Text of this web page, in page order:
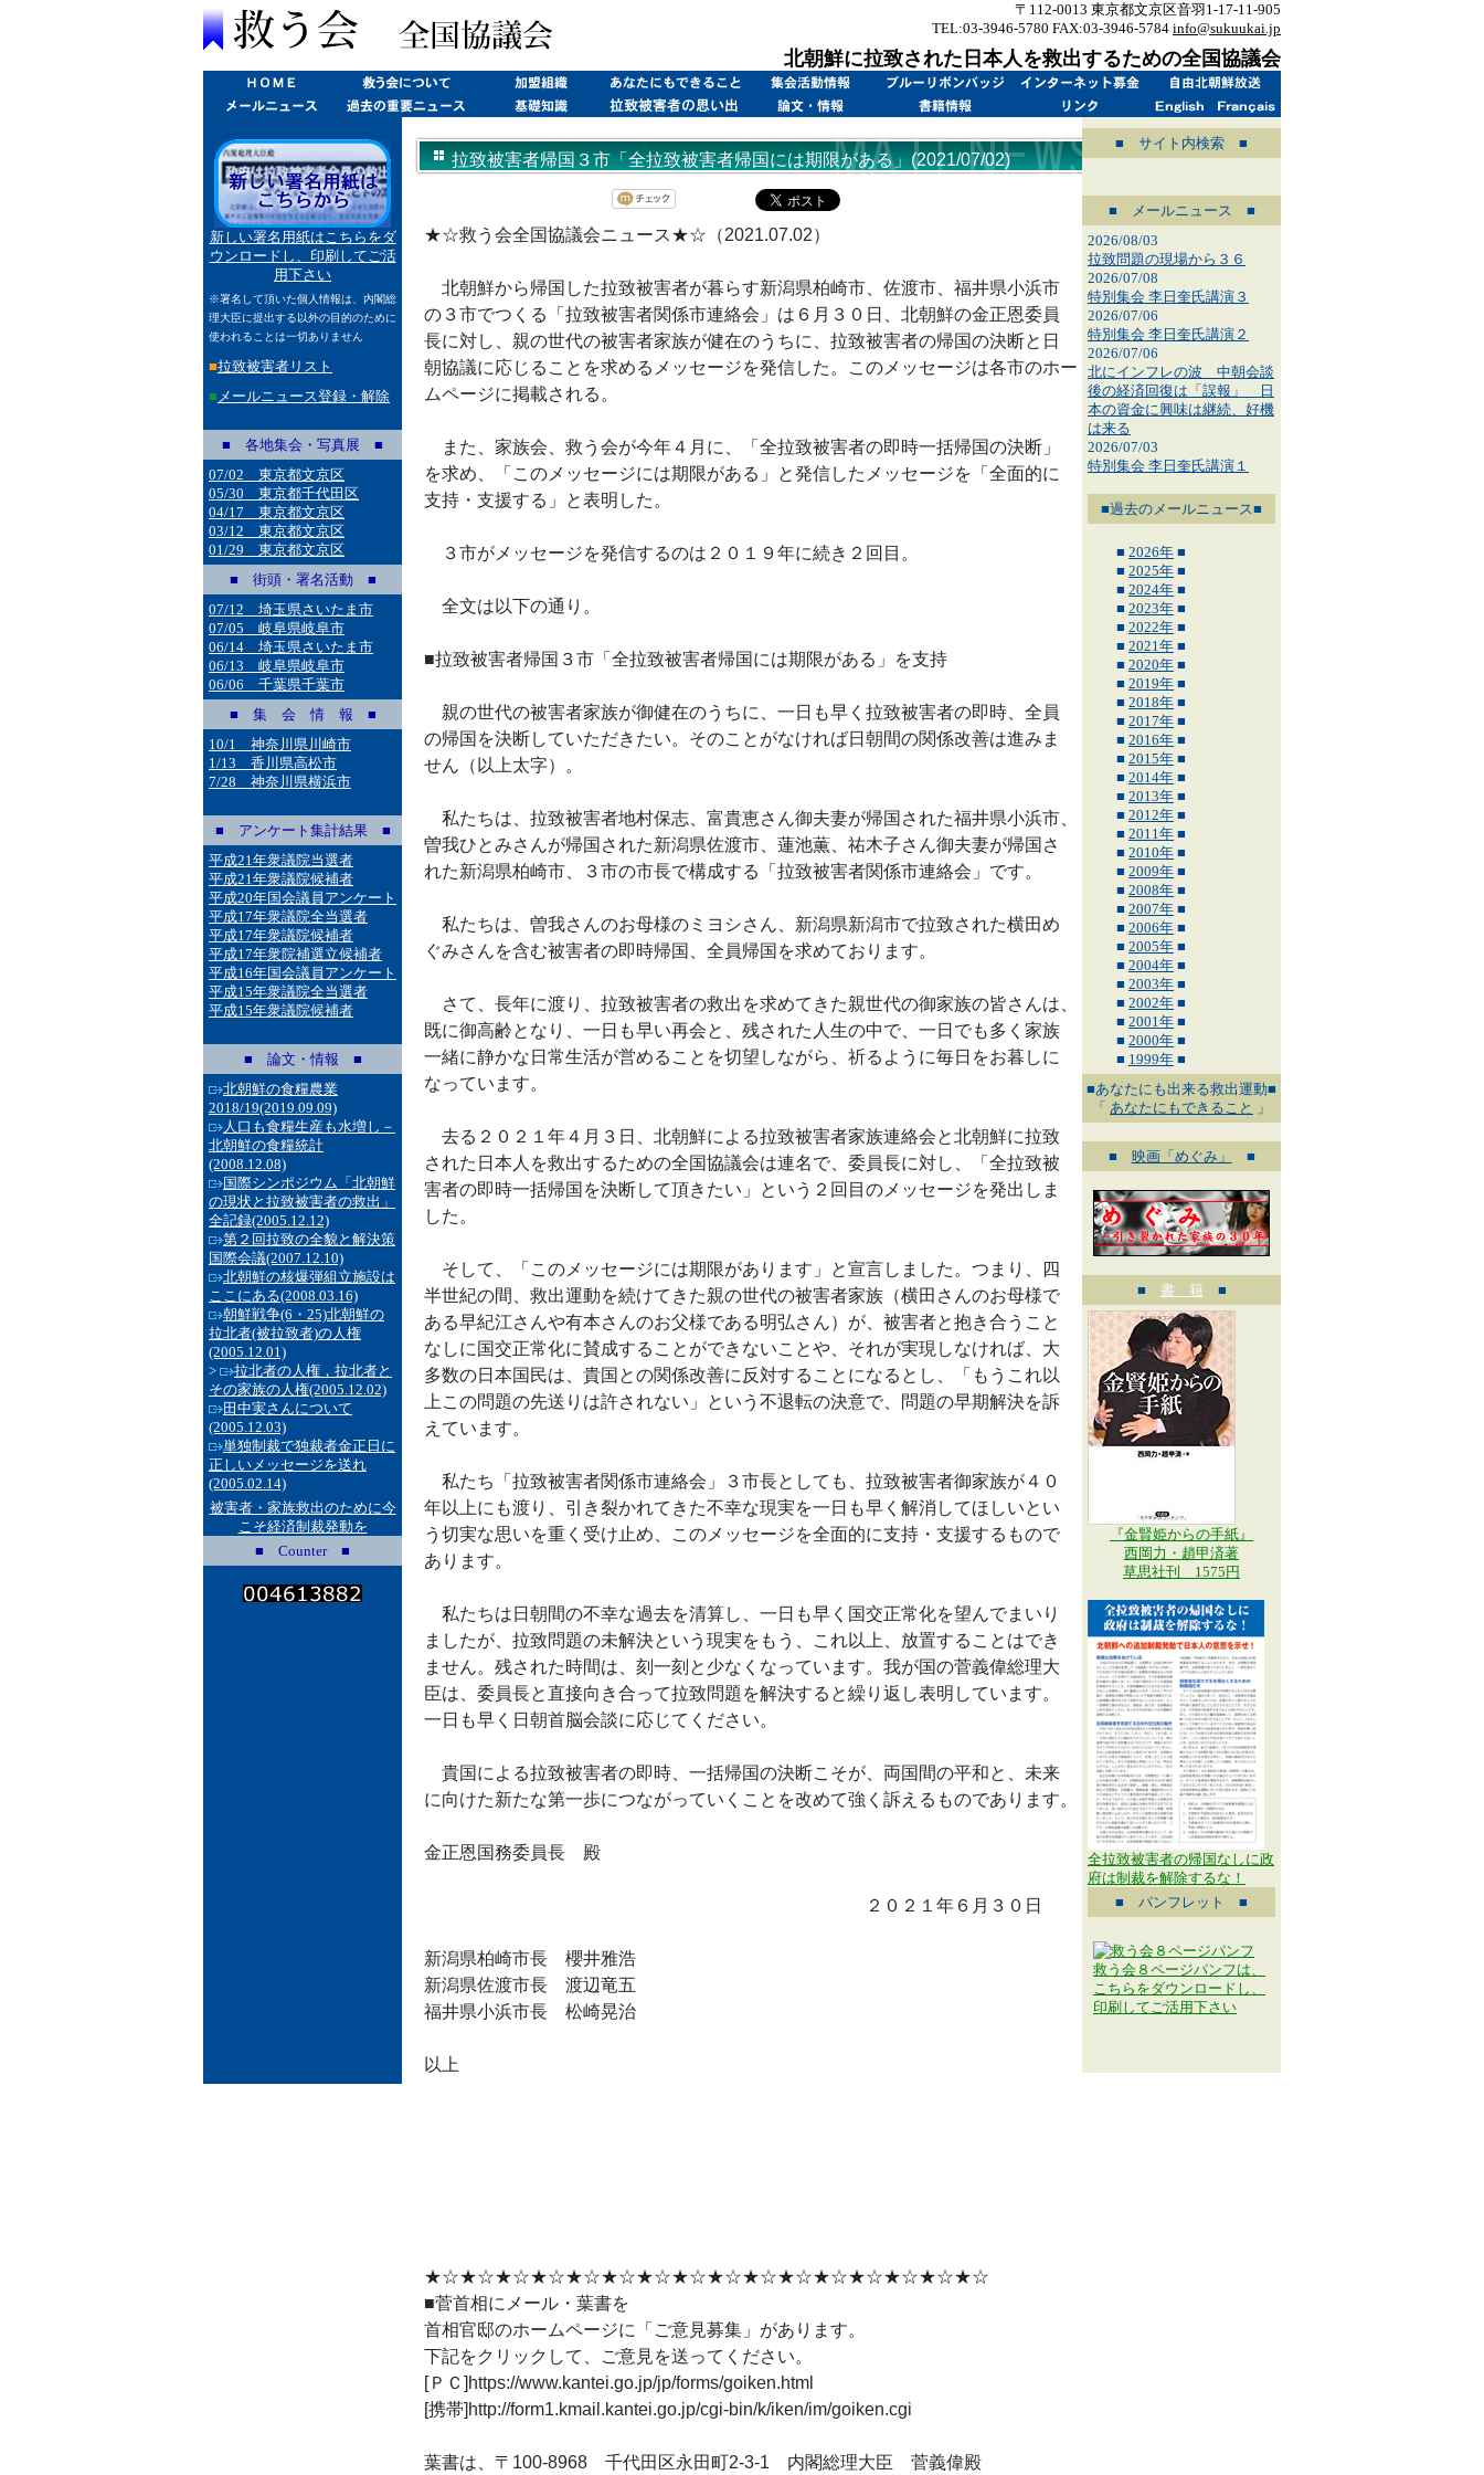
〒112-0013 東京都文京区音羽1-17-11-905
TEL:03-3946-5780 FAX:03-3946-5784 info@sukuukai.jp
北朝鮮に拉致された日本人を救出するための全国協議会
新しい署名用紙はこちらをダ
ウンロードし、印刷してご活
用下さい
※署名して頂いた個人情報は、内閣総
理大臣に提出する以外の目的のために
使われることは一切ありません
■拉致被害者リスト
■ メールニュース登録・解除
■ 各地集会・写真展 ■
07/02 東京都文京区
05/30 東京都千代田区
04/17 東京都文京区
03/12 東京都文京区
01/29 東京都文京区
■ 街頭・署名活動 ■
07/12 埼玉県さいたま市
07/05 岐阜県岐阜市
06/14 埼玉県さいたま市
06/13 岐阜県岐阜市
06/06 千葉県千葉市
■ 集 会 情 報 ■
10/1 神奈川県川崎市
1/13 香川県高松市
7/28 神奈川県横浜市
■ アンケート集計結果 ■
平成21年衆議院当選者
平成21年衆議院候補者
平成20年国会議員アンケート
平成17年衆議院全当選者
平成17年衆議院候補者
平成17年衆院補選立候補者
平成16年国会議員アンケート
平成15年衆議院全当選者
平成15年衆議院候補者
■ 論文・情報 ■
北朝鮮の食糧農業
2018/19(2019.09.09)
人口も食糧生産も水増し－
北朝鮮の食糧統計
(2008.12.08)
国際シンポジウム「北朝鮮
の現状と拉致被害者の救出」
全記録(2005.12.12)
第２回拉致の全貌と解決策
国際会議(2007.12.10)
北朝鮮の核爆弾組立施設は
ここにある(2008.03.16)
朝鮮戦争(6・25)北朝鮮の
拉北者(被拉致者)の人権
(2005.12.01)
>
拉北者の人権，拉北者と
その家族の人権(2005.12.02)
田中実さんについて
(2005.12.03)
単独制裁で独裁者金正日に
正しいメッセージを送れ
(2005.02.14)
被害者・家族救出のために今
こそ経済制裁発動を
■ Counter ■
拉致被害者帰国３市「全拉致被害者帰国には期限がある」(2021/07/02)
★☆救う会全国協議会ニュース★☆（2021.07.02）
北朝鮮から帰国した拉致被害者が暮らす新潟県柏崎市、佐渡市、福井県小浜市
の３市でつくる「拉致被害者関係市連絡会」は６月３０日、北朝鮮の金正恩委員
長に対し、親の世代の被害者家族が健在のうちに、拉致被害者の帰国の決断と日
朝協議に応じることを求めるメッセージを発信した。このメッセージは各市のホー
ムページに掲載される。
また、家族会、救う会が今年４月に、「全拉致被害者の即時一括帰国の決断」
を求め、「このメッセージには期限がある」と発信したメッセージを「全面的に
支持・支援する」と表明した。
３市がメッセージを発信するのは２０１９年に続き２回目。
全文は以下の通り。
■拉致被害者帰国３市「全拉致被害者帰国には期限がある」を支持
親の世代の被害者家族が御健在のうちに、一日も早く拉致被害者の即時、全員
の帰国を決断していただきたい。そのことがなければ日朝間の関係改善は進みま
せん（以上太字）。
私たちは、拉致被害者地村保志、富貴恵さん御夫妻が帰国された福井県小浜市、
曽我ひとみさんが帰国された新潟県佐渡市、蓮池薫、祐木子さん御夫妻が帰国さ
れた新潟県柏崎市、３市の市長で構成する「拉致被害者関係市連絡会」です。
私たちは、曽我さんのお母様のミヨシさん、新潟県新潟市で拉致された横田め
ぐみさんを含む被害者の即時帰国、全員帰国を求めております。
さて、長年に渡り、拉致被害者の救出を求めてきた親世代の御家族の皆さんは、
既に御高齢となり、一日も早い再会と、残された人生の中で、一日でも多く家族
一緒に静かな日常生活が営めることを切望しながら、祈るように毎日をお暮しに
なっています。
去る２０２１年４月３日、北朝鮮による拉致被害者家族連絡会と北朝鮮に拉致
された日本人を救出するための全国協議会は連名で、委員長に対し、「全拉致被
害者の即時一括帰国を決断して頂きたい」という２回目のメッセージを発出しま
した。
そして、「このメッセージには期限があります」と宣言しました。つまり、四
半世紀の間、救出運動を続けてきた親の世代の被害者家族（横田さんのお母様で
ある早紀江さんや有本さんのお父様である明弘さん）が、被害者と抱き合うこと
なしに国交正常化に賛成することができないことや、それが実現しなければ、大
多数の日本国民は、貴国との関係改善に反対することになるとし、「もうこれ以
上この問題の先送りは許されない」という不退転の決意で、問題の早期解決を訴
えています。
私たち「拉致被害者関係市連絡会」３市長としても、拉致被害者御家族が４０
年以上にも渡り、引き裂かれてきた不幸な現実を一日も早く解消してほしいとい
う切実な思いを重く受け止め、このメッセージを全面的に支持・支援するもので
あります。
私たちは日朝間の不幸な過去を清算し、一日も早く国交正常化を望んでまいり
ましたが、拉致問題の未解決という現実をもう、これ以上、放置することはでき
ません。残された時間は、刻一刻と少なくなっています。我が国の菅義偉総理大
臣は、委員長と直接向き合って拉致問題を解決すると繰り返し表明しています。
一日も早く日朝首脳会談に応じてください。
貴国による拉致被害者の即時、一括帰国の決断こそが、両国間の平和と、未来
に向けた新たな第一歩につながっていくことを改めて強く訴えるものであります。
金正恩国務委員長 殿
２０２１年６月３０日
新潟県柏崎市長 櫻井雅浩
新潟県佐渡市長 渡辺竜五
福井県小浜市長 松崎晃治
以上
★☆★☆★☆★☆★☆★☆★☆★☆★☆★☆★☆★☆★☆★☆★☆★☆
■菅首相にメール・葉書を
首相官邸のホームページに「ご意見募集」があります。
下記をクリックして、ご意見を送ってください。
[ＰＣ]https://www.kantei.go.jp/jp/forms/goiken.html
[携帯]http://form1.kmail.kantei.go.jp/cgi-bin/k/iken/im/goiken.cgi
葉書は、〒100-8968 千代田区永田町2-3-1 内閣総理大臣 菅義偉殿
■ サイト内検索 ■
■ メールニュース ■
2026/08/03
拉致問題の現場から３６
2026/07/08
特別集会 李日奎氏講演３
2026/07/06
特別集会 李日奎氏講演２
2026/07/06
北にインフレの波 中朝会談
後の経済回復は「誤報」 日
本の資金に興味は継続、好機
は来る
2026/07/03
特別集会 李日奎氏講演１
■過去のメールニュース■
■ 2026年 ■
■ 2025年 ■
■ 2024年 ■
■ 2023年 ■
■ 2022年 ■
■ 2021年 ■
■ 2020年 ■
■ 2019年 ■
■ 2018年 ■
■ 2017年 ■
■ 2016年 ■
■ 2015年 ■
■ 2014年 ■
■ 2013年 ■
■ 2012年 ■
■ 2011年 ■
■ 2010年 ■
■ 2009年 ■
■ 2008年 ■
■ 2007年 ■
■ 2006年 ■
■ 2005年 ■
■ 2004年 ■
■ 2003年 ■
■ 2002年 ■
■ 2001年 ■
■ 2000年 ■
■ 1999年 ■
■あなたにも出来る救出運動■
「 あなたにもできること 」
■ 映画「めぐみ」 ■
■ 書 籍 ■
『金賢姫からの手紙』
西岡力・趙甲済著
草思社刊 1575円
全拉致被害者の帰国なしに政
府は制裁を解除するな！
■ パンフレット ■
救う会８ページパンフは、
こちらをダウンロードし、
印刷してご活用下さい